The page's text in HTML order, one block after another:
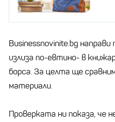
Businessnovinite.bg
излиза по-евтино- в
борса. За целта ще
материали.
Проверката ни показа, че